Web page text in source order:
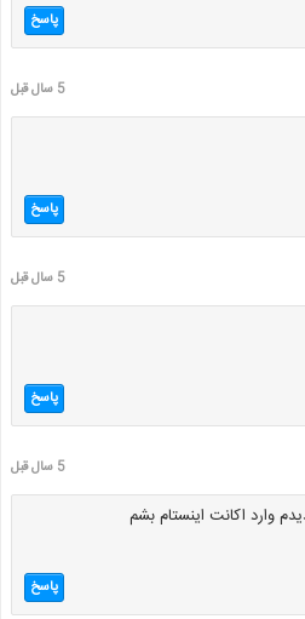
پاسخ
5 سال قبل
پاسخ
5 سال قبل
پاسخ
5 سال قبل
وارد اکانت اینستام بشم
پاسخ